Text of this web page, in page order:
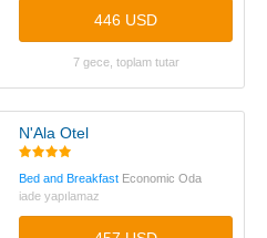
446 USD
7 gece, toplam tutar
N'Ala Otel
Bed and Breakfast Economic Oda
iade yapılamaz